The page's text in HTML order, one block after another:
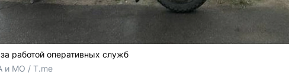
работой оперативных служб
и МО / T.me